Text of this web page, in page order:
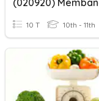
10 T 10th - 11th